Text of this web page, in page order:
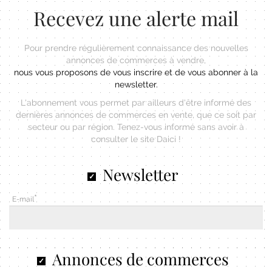
Recevez une alerte mail
Pour prendre régulièrement connaissance des nouvelles
annonces de commerces à vendre,
nous vous proposons de vous inscrire et de vous abonner à la
newsletter.
L'abonnement vous permet par ailleurs d'être informé des
dernières annonces de commerces en vente, que ce soit par
secteur ou par région. Tenez-vous informé sans avoir à
consulter le site Daici !
Newsletter
E-mail
Annonces de commerces